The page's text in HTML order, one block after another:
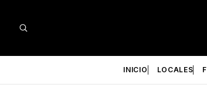
INICIO LOCALES